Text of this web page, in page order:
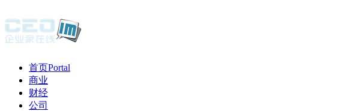
首页Portal
商业
财经
公司